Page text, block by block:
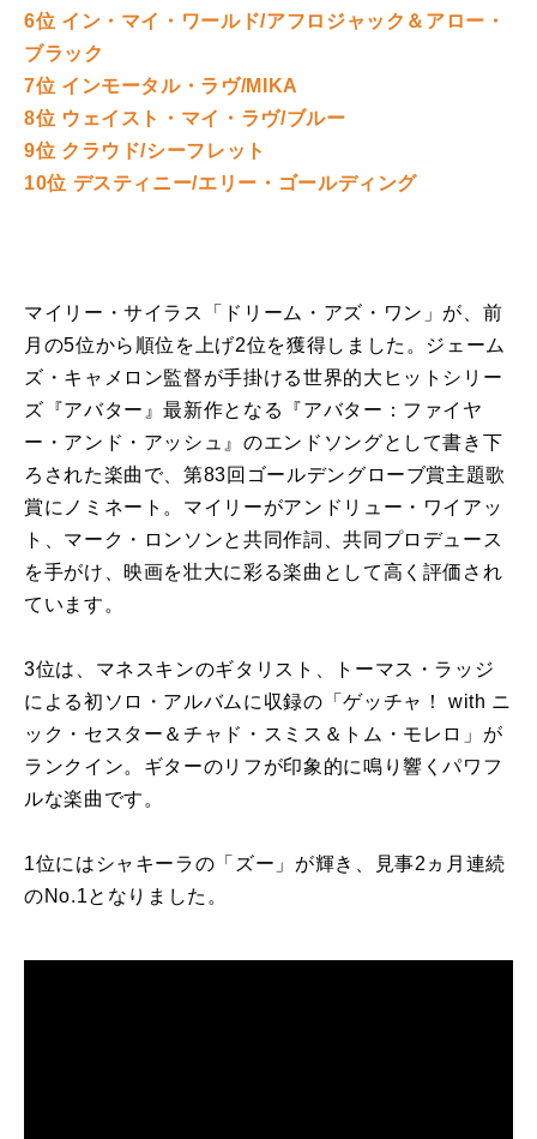
6位 イン・マイ・ワールド/アフロジャック＆アロー・
ブラック
7位 インモータル・ラヴ/MIKA
8位 ウェイスト・マイ・ラヴ/ブルー
9位 クラウド/シーフレット
10位 デスティニー/エリー・ゴールディング
マイリー・サイラス「ドリーム・アズ・ワン」が、前
月の5位から順位を上げ2位を獲得しました。ジェーム
ズ・キャメロン監督が手掛ける世界的大ヒットシリー
ズ『アバター』最新作となる『アバター：ファイヤ
ー・アンド・アッシュ』のエンドソングとして書き下
ろされた楽曲で、第83回ゴールデングローブ賞主題歌
賞にノミネート。マイリーがアンドリュー・ワイアッ
ト、マーク・ロンソンと共同作詞、共同プロデュース
を手がけ、映画を壮大に彩る楽曲として高く評価され
ています。
3位は、マネスキンのギタリスト、トーマス・ラッジ
による初ソロ・アルバムに収録の「ゲッチャ！
with ニ
ック・セスター＆チャド・スミス＆トム・モレロ」が
ランクイン。ギターのリフが印象的に鳴り響くパワフ
ルな楽曲です。
1位にはシャキーラの「ズー」が輝き、見事2 ヵ月連続
のNo.1となりました。